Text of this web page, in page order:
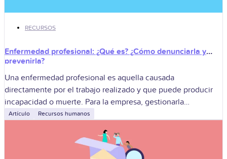
RECURSOS
Enfermedad profesional: ¿Qué es? ¿Cómo denunciarla y
prevenirla?
Una enfermedad profesional es aquella causada
directamente por el trabajo realizado y que puede producir
incapacidad o muerte. Para la empresa, gestionarla
correctamente implica denunciar la sospecha, derivar al
Artículo Recursos humanos